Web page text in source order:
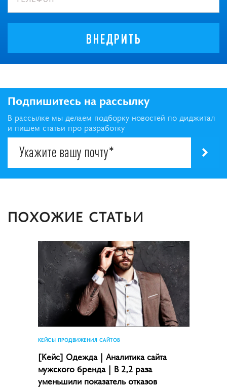
ВНЕДРИТЬ
Подпишитесь на рассылку
В рассылке мы делаем подборку новостей по диджитал
и пишем статьи про разработку
ПОХОЖИЕ СТАТЬИ
КЕЙСЫ ПРОДВИЖЕНИЯ САЙТОВ
[Кейс] Одежда | Аналитика сайта
мужского бренда | В 2,2 раза
уменьшили показатель отказов